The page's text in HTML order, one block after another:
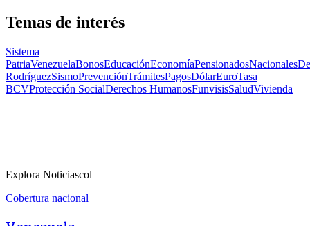
Temas de interés
Sistema
PatriaVenezuelaBonosEducaciónEconomíaPensionadosNacionales
RodríguezSismoPrevenciónTrámitesPagosDólarEuroTasa
BCVProtección SocialDerechos HumanosFunvisisSaludVivienda
Explora Noticiascol
Cobertura nacional